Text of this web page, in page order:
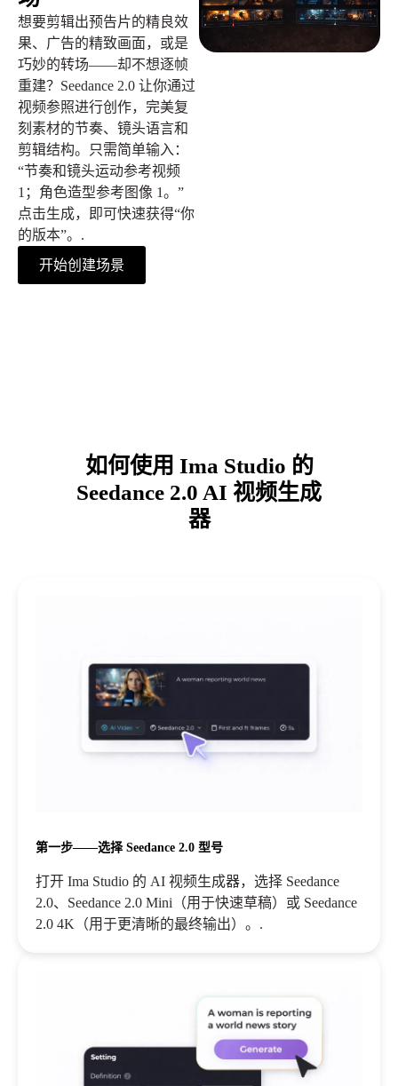
想要剪辑出预告片的精良效
果、广告的精致画面，或是
巧妙的转场——却不想逐帧
重建？Seedance 2.0 让你通过
视频参照进行创作，完美复
刻素材的节奏、镜头语言和
剪辑结构。只需简单输入：
“节奏和镜头运动参考视频
1；角色造型参考图像 1。”
点击生成，即可快速获得“你
的版本”。.
开始创建场景
如何使用 Ima Studio 的
Seedance 2.0 AI 视频生成
器
第一步——选择 Seedance 2.0 型号
打开 Ima Studio 的 AI 视频生成器，选择 Seedance
2.0、Seedance 2.0 Mini（用于快速草稿）或 Seedance
2.0 4K（用于更清晰的最终输出）。.